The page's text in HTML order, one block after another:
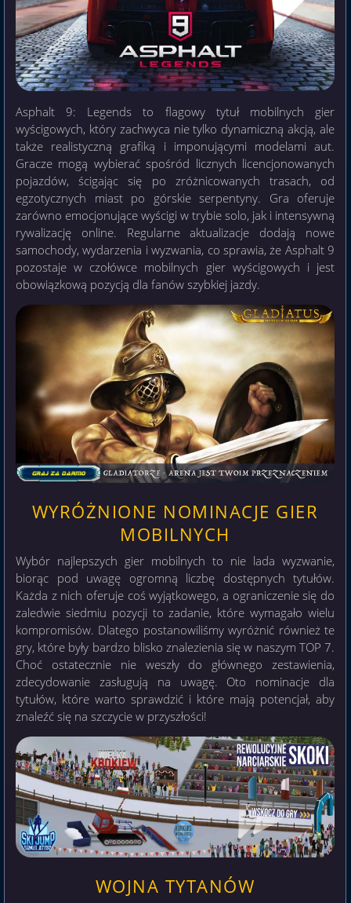
Asphalt 9: Legends to flagowy tytuł mobilnych gier
wyścigowych, który zachwyca nie tylko dynamiczną akcją, ale
także realistyczną grafiką i imponującymi modelami aut.
Gracze mogą wybierać spośród licznych licencjonowanych
pojazdów, ścigając się po zróżnicowanych trasach, od
egzotycznych miast po górskie serpentyny. Gra oferuje
zarówno emocjonujące wyścigi w trybie solo, jak i intensywną
rywalizację online. Regularne aktualizacje dodają nowe
samochody, wydarzenia i wyzwania, co sprawia, że Asphalt 9
pozostaje w czołówce mobilnych gier wyścigowych i jest
obowiązkową pozycją dla fanów szybkiej jazdy.
WYRÓŻNIONE NOMINACJE GIER
MOBILNYCH
Wybór najlepszych gier mobilnych to nie lada wyzwanie,
biorąc pod uwagę ogromną liczbę dostępnych tytułów.
Każda z nich oferuje coś wyjątkowego, a ograniczenie się do
zaledwie siedmiu pozycji to zadanie, które wymagało wielu
kompromisów. Dlatego postanowiliśmy wyróżnić również te
gry, które były bardzo blisko znalezienia się w naszym TOP 7.
Choć ostatecznie nie weszły do głównego zestawienia,
zdecydowanie zasługują na uwagę. Oto nominacje dla
tytułów, które warto sprawdzić i które mają potencjał, aby
znaleźć się na szczycie w przyszłości!
WOJNA TYTANÓW